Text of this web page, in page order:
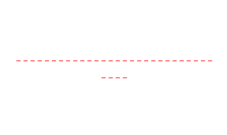
----------------------------
----